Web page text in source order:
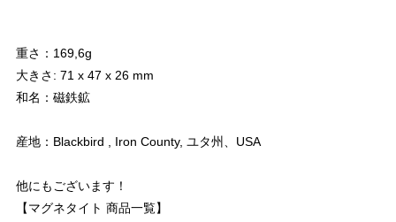
重さ：169,6g
大きさ: 71 x 47 x 26 mm
和名：磁鉄鉱
産地：Blackbird , Iron County, ユタ州、USA
他にもございます！
【マグネタイト 商品一覧】